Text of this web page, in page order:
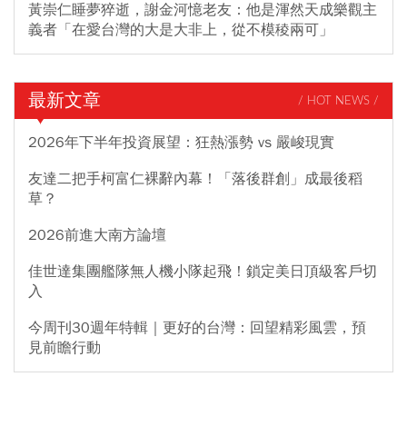
黃崇仁睡夢猝逝，謝金河憶老友：他是渾然天成樂觀主
義者「在愛台灣的大是大非上，從不模稜兩可」
最新文章 / HOT NEWS /
2026年下半年投資展望：狂熱漲勢 vs 嚴峻現實
友達二把手柯富仁裸辭內幕！「落後群創」成最後稻
草？
2026前進大南方論壇
佳世達集團艦隊無人機小隊起飛！鎖定美日頂級客戶切
入
今周刊30週年特輯｜更好的台灣：回望精彩風雲，預
見前瞻行動